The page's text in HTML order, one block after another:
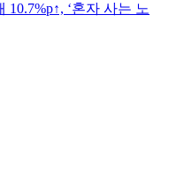
10.7%p↑, ‘혼자 사는 노